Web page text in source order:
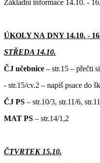
Základní informace 14.10. -
ÚKOLY NA DNY 14.10. -
STŘEDA 14.10.
ČJ učebnice – str.15 – přečti
- str.15/cv.2 – napiš psace do
ČJ PS – str.10/3, str.11/6,
MAT PS – str.14/1,2
ČTVRTEK 15.10.